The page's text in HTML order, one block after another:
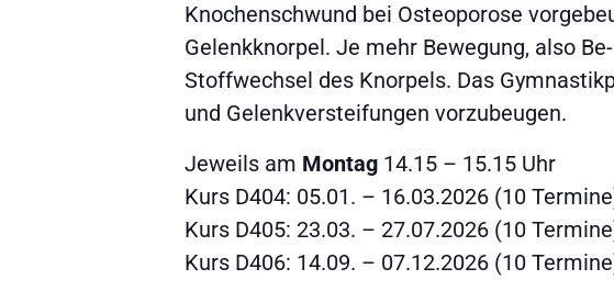
Knochenschwund bei Osteoporose
Gelenkknorpel. Je mehr Bewegung, also
Stoffwechsel des Knorpels. Das
und Gelenkversteifungen vorzubeugen.
Jeweils am Montag 14.15 – 15.15 Uhr
Kurs D404: 05.01. – 16.03.2026 (10
Kurs D405: 23.03. – 27.07.2026 (10
Kurs D406: 14.09. – 07.12.2026 (10